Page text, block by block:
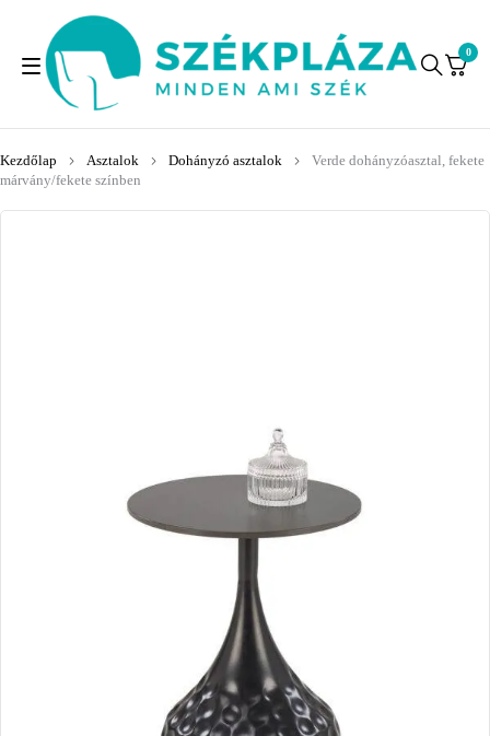
0
Kezdőlap Asztalok Dohányzó asztalok
Verde dohányzóasztal, fekete
márvány/fekete színben